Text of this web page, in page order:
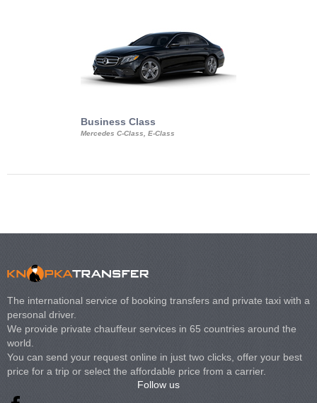
Business Class
Mercedes C-Class, E-Class
The international service of booking transfers and private taxi with a
personal driver.
We provide private chauffeur services in 65 countries around the
world.
You can send your request online in just two clicks, offer your best
price for a trip or select the affordable price from a carrier.
Follow us